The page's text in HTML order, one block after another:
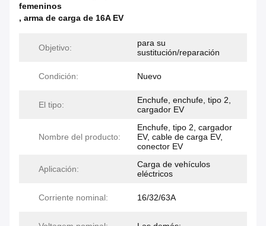
femeninos
, arma de carga de 16A EV
Objetivo:
para su
sustitución/reparación
Condición: Nuevo
El tipo:
Enchufe, enchufe, tipo 2,
cargador EV
Nombre del producto:
Enchufe, tipo 2, cargador
EV, cable de carga EV,
conector EV
Aplicación:
Carga de vehículos
eléctricos
Corriente nominal: 16/32/63A